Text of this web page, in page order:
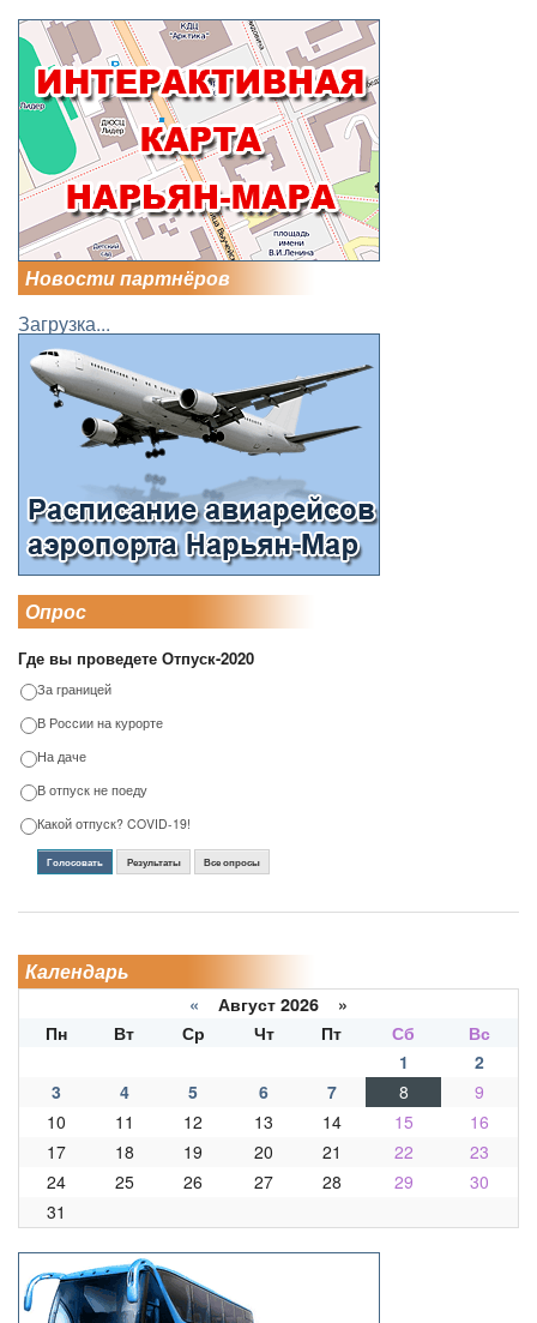
Новости партнёров
Загрузка...
Опрос
Где вы проведете Отпуск-2020
За границей
В России на курорте
На даче
В отпуск не поеду
Какой отпуск? COVID-19!
Голосовать Результаты Все опросы
Календарь
« Август 2026 »
Пн
Вт Ср Чт Пт Сб
Вс
1
2
3
4 5 6 7 8
9
10
11 12 13 14 15
16
17
18 19 20 21 22
23
24
25 26 27 28 29
30
31